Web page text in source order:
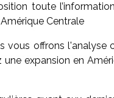
toute
Centrale
vous offrons
expansion en